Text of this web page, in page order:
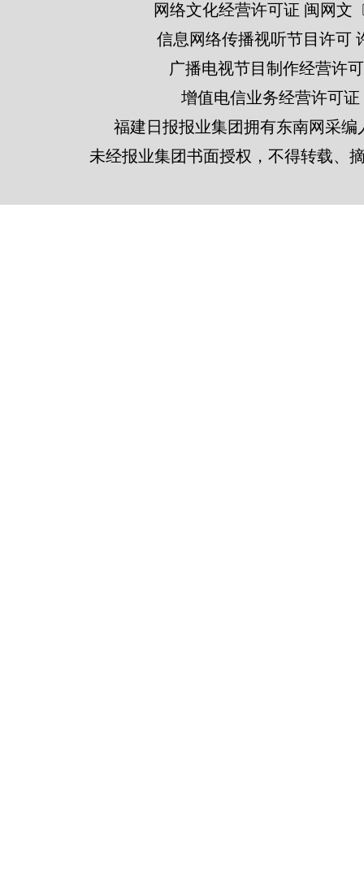
网络文化经营许可证 闽网文
信息网络传播视听节目许可
广播电视节目制作经营许
增值电信业务经营许可证
福建日报报业集团拥有东南网采
未经报业集团书面授权，不得转载、